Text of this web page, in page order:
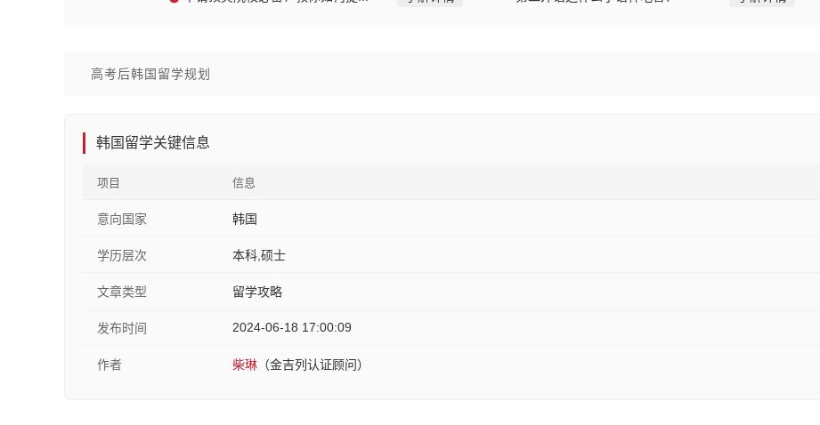
高考后韩国留学规划
韩国留学关键信息
项目 信息
意向国家 韩国
学历层次 本科,硕士
文章类型 留学攻略
发布时间 2024-06-18 17:00:09
作者 柴琳 （金吉列认证顾问）